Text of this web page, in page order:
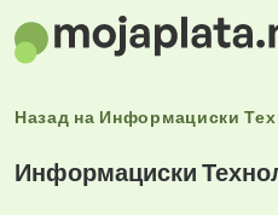
Назад на Информациски
Информациски